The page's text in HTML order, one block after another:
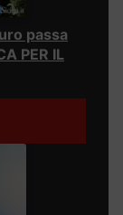
passa
PER IL